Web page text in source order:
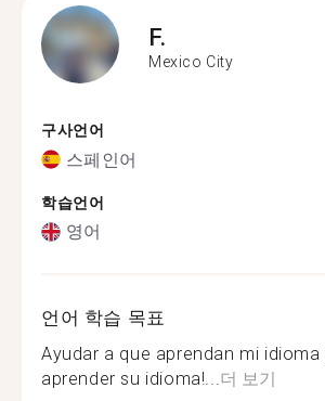
F.
Mexico City
구사언어
스페인어
학습언어
영어
언어 학습 목표
Ayudar a que aprendan mi
aprender su idioma!...더 보기